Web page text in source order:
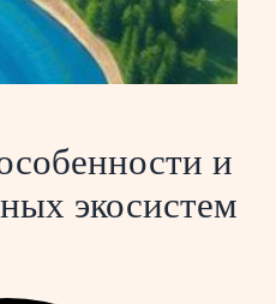
и
экосистем